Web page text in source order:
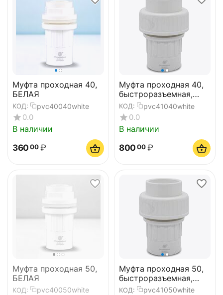
Муфта проходная 40,
БЕЛАЯ
КОД: pvc40040white
0.0
В наличии
360 00 ₽
Муфта проходная 40,
быстроразъемная,
белая
КОД: pvc41040white
0.0
В наличии
800 00 ₽
Муфта проходная 50,
БЕЛАЯ
КОД: pvc40050white
Муфта проходная 50,
быстроразъемная,
белая
КОД: pvc41050white